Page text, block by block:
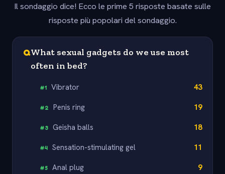
Il sondaggio dice! Ecco le prime 5 risposte basate sulle
risposte più popolari del sondaggio.
QWhat sexual gadgets do we use most
often in bed?
#1 Vibrator 43
#2 Penis ring 19
#3 Geisha balls 18
#4 Sensation-stimulating gel 11
#5 Anal plug 9